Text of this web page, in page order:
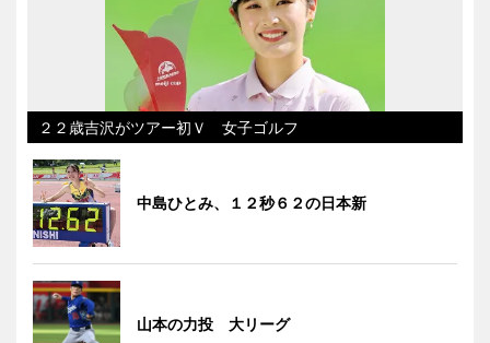
２２歳吉沢がツアー初Ｖ 女子ゴルフ
中島ひとみ、１２秒６２の日本新
山本の力投 大リーグ